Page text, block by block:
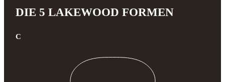
DIE 5 LAKEWOOD FORMEN
C